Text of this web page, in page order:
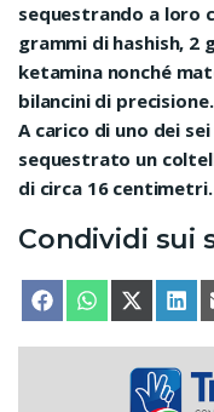
sequestrando a loro
grammi di hashish, 2
ketamina nonché
bilancini di precisione.
A carico di uno dei
sequestrato un
di circa 16 centimetri.
Condividi sui
SHARE ON
FACEBOOKSHARE ON
WHATSAPP
SHARE
X